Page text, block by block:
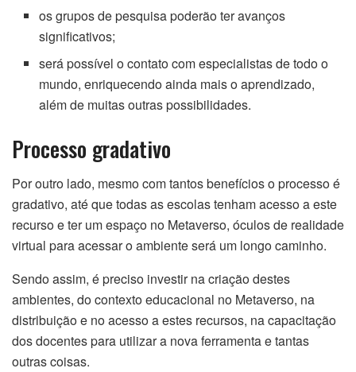
os grupos de pesquisa poderão ter avanços
significativos;
será possível o contato com especialistas de todo o
mundo, enriquecendo ainda mais o aprendizado,
além de muitas outras possibilidades.
Processo gradativo
Por outro lado, mesmo com tantos benefícios o processo é
gradativo, até que todas as escolas tenham acesso a este
recurso e ter um espaço no Metaverso, óculos de realidade
virtual para acessar o ambiente será um longo caminho.
Sendo assim, é preciso investir na criação destes
ambientes, do contexto educacional no Metaverso, na
distribuição e no acesso a estes recursos, na capacitação
dos docentes para utilizar a nova ferramenta e tantas
outras coisas.